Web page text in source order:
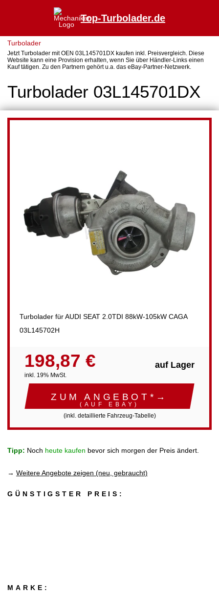
Top-Turbolader.de
Turbolader
Jetzt Turbolader mit OEN 03L145701DX kaufen inkl. Preisvergleich. Diese
Website kann eine Provision erhalten, wenn Sie über Händler-Links einen
Kauf tätigen. Zu den Partnern gehört u.a. das eBay-Partner-Netzwerk.
Turbolader 03L145701DX
Turbolader für AUDI SEAT 2.0TDI 88kW-105kW CAGA
03L145702H
198,87 €
inkl. 19% MwSt.
auf Lager
ZUM ANGEBOT*→
(AUF EBAY)
(inkl. detaillierte Fahrzeug-Tabelle)
Tipp: Noch heute kaufen bevor sich morgen der Preis ändert.
→ Weitere Angebote zeigen (neu, gebraucht)
GÜNSTIGSTER PREIS:
MARKE: